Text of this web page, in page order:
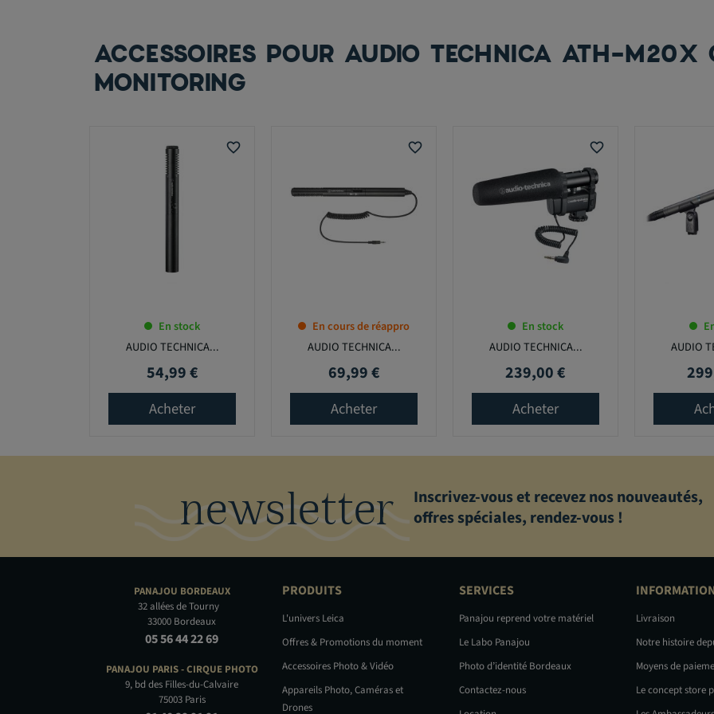
ACCESSOIRES POUR AUDIO TECHNICA ATH-M20X
MONITORING
favorite_border
En stock
AUDIO TECHNICA...
Prix
54,99 €
Acheter
favorite_border
En cours de réappro
AUDIO TECHNICA...
Prix
69,99 €
Acheter
favorite_border
En stock
AUDIO TECHNICA...
Prix
239,00 €
Acheter
AUDIO
Prix
newsletter
Inscrivez-vous et recevez nos nouveautés,
offres spéciales, rendez-vous !
PANAJOU BORDEAUX
32 allées de Tourny
33000 Bordeaux
05 56 44 22 69
PANAJOU PARIS -CIRQUE PHOTO
9, bd des Filles-du-Calvaire
75003 Paris
PRODUITS
L'univers Leica
Offres & Promotions du moment
Accessoires Photo & Vidéo
Appareils Photo, Caméras et
Drones
SERVICES
Panajou reprend votre matériel
Le Labo Panajou
Photo d’identité Bordeaux
Contactez-nous
Livraison
Notre histoire
Moyens de
Le concept store